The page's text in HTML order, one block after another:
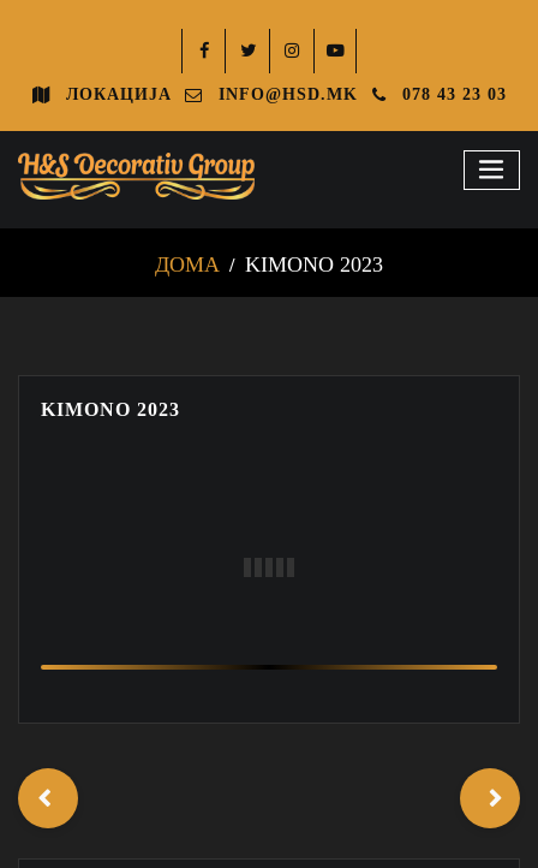
ЛОКАЦИЈА INFO@HSD.MK 078 43 23 03
ДОМА KIMONO 2023
KIMONO 2023